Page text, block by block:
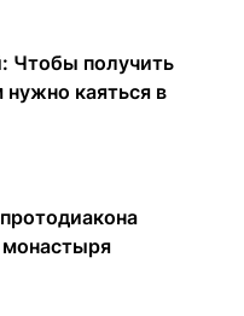
Чтобы получить
нужно каяться в